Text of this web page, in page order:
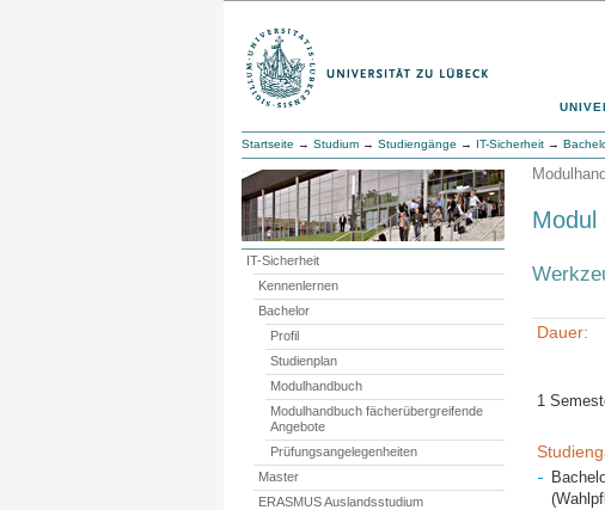
Startseite → Studium → Studiengänge → IT-Sicherheit →
IT-Sicherheit
Kennenlernen
Bachelor
Profil
Studienplan
Modulhandbuch
Modulhandbuch fächerübergreifende
Angebote
Prüfungsangelegenheiten
Master
ERASMUS Auslandsstudium
Modul
Dauer:
1